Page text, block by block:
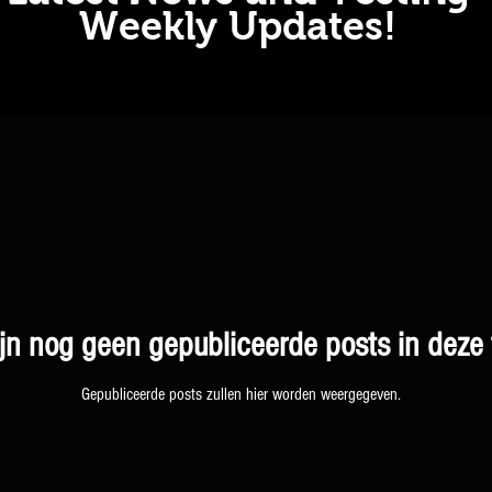
Weekly Updates!
nog geen gepubliceerde posts in deze
Gepubliceerde posts zullen hier worden weergegeven.